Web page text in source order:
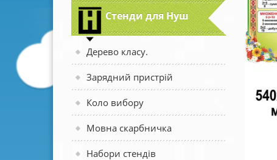
Стенди для Нуш
Дерево класу.
Зарядний пристрій
Коло вибору
Мовна скарбничка
Набори стендів